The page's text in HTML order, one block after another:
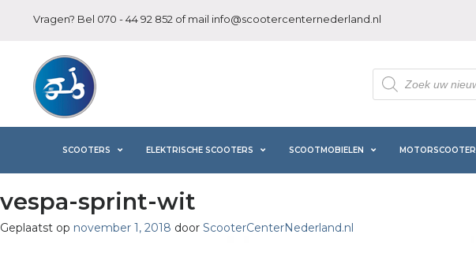
Vragen? Bel 070 - 44 92 852 of mail info@scootercenternederland.nl
Producten
zoeken
SCOOTERS ELEKTRISCHE SCOOTERS SCOOTMOBIELEN MOTORSCOOTER
vespa-sprint-wit
Geplaatst op november 1, 2018 door ScooterCenterNederland.nl